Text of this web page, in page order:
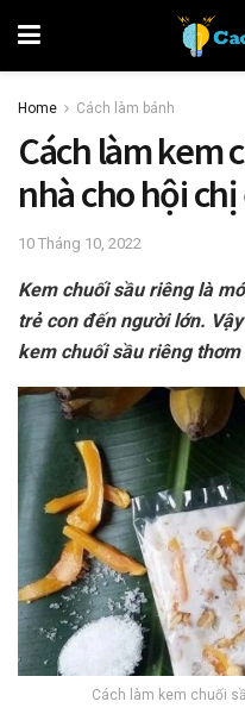
Home Cách làm bánh
Cách làm kem
nhà cho hội
10 Tháng 10, 2022
Kem chuối sầu riêng là
trẻ con đến người lớn.
kem chuối sầu riêng
Cách làm kem chuối